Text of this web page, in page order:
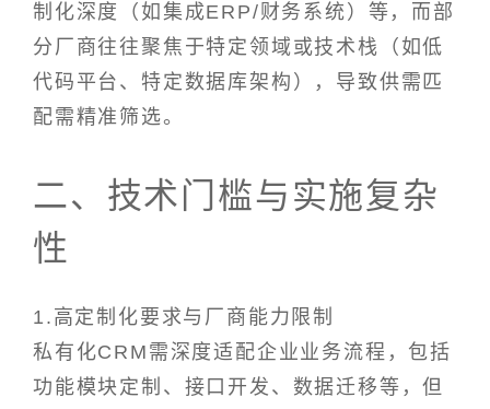
制化深度（如集成ERP/财务系统）等，而部
分厂商往往聚焦于特定领域或技术栈（如低
代码平台、特定数据库架构），导致供需匹
配需精准筛选。
二、技术门槛与实施复杂
性
1.高定制化要求与厂商能力限制
私有化CRM需深度适配企业业务流程，包括
功能模块定制、接口开发、数据迁移等，但